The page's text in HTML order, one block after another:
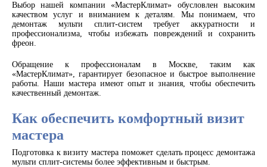
Выбор нашей компании «МастерКлимат» обусловлен высоким
качеством услуг и вниманием к деталям. Мы понимаем, что
демонтаж мульти сплит-систем требует аккуратности и
профессионализма, чтобы избежать повреждений и сохранить
фреон.
Обращение к профессионалам в Москве, таким как
«МастерКлимат», гарантирует безопасное и быстрое выполнение
работы. Наши мастера имеют опыт и знания, чтобы обеспечить
качественный демонтаж.
Как обеспечить комфортный визит
мастера
Подготовка к визиту мастера поможет сделать процесс демонтажа
мульти сплит-системы более эффективным и быстрым.